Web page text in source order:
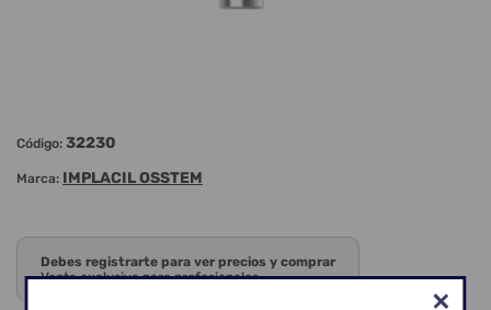
Código: 32230
Marca: IMPLACIL OSSTEM
Debes registrarte para ver precios y comprar
Venta exclusiva para profesionales